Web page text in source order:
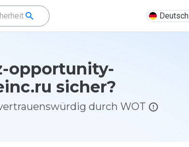
Deutsch
opportunity-
sicher?
durch WOT